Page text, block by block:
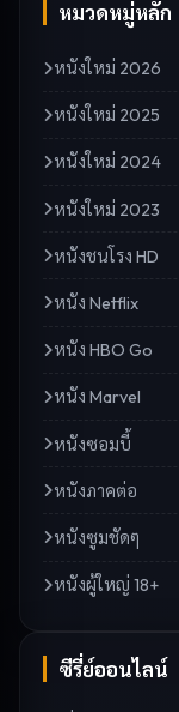
หมวดหมู่หลัก
หนังใหม่ 2026
หนังใหม่ 2025
หนังใหม่ 2024
หนังใหม่ 2023
หนังชนโรง HD
หนัง Netflix
หนัง HBO Go
หนัง Marvel
หนังซอมบี้
หนังภาคต่อ
หนังซูมชัดๆ
หนังผู้ใหญ่ 18+
ซีรี่ย์ออนไลน์